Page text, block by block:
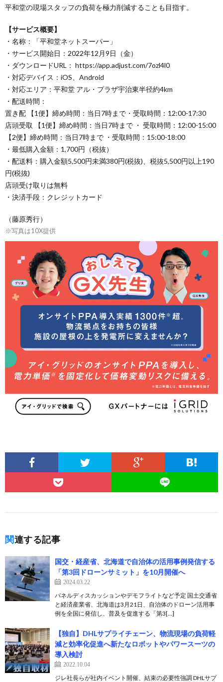
平和堂の現場スタッフの負荷を極力削減することも目指す。
【サービス概要】
・名称：「平和堂ネットスーパー」
・サービス開始日：2022年12月9日（金）
・ダウンロードURL： https://app.adjust.com/7ozl4l0
・対応デバイス：iOS、Android
・対応エリア：平和堂 アル・プラザ宇治東半径約4km
・配送時間：
置き配 【1便】締め時間：当日7時まで・受取時間：12:00-17:30
店頭受取 【1便】締め時間：当日7時まで ・ 受取時間：12:00-15:00
【2便】締め時間：当日7時まで ・受取時間：15:00-18:00
・最低購入金額：1,700円（税抜）
・配送料：購入金額5,500円未満380円(税抜)、税抜5,500円以上190
円(税抜)
店頭受け取りは無料
・決済手段：クレジットカード
（藤原秀行）
※写真は10X提供
関連する記事
国交・経産省、北海道で自治体の活用事例発信する
「第3回ドローンサミット」を10月開催へ
2024.03.22
パネルディスカッションやデモフライトなど予定 国土交通省
と経済産業省、北海道は3月21日、自治体のドローン活用事
例を全国に発信し、普及を促進する「第3[…]
【独自】DHLサプライチェーン、物流現場の負荷軽
減と効率化促進へ新たなロボットやパワースーツの
導入検討
2022.10.04
ジレ社長らが社内イベント開催、結束の必要性強調 DHLサプ